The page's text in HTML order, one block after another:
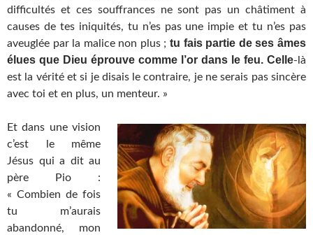
difficultés et ces souffrances ne sont pas un châtiment à
causes de tes iniquités, tu n’es pas une impie et tu n’es pas
aveuglée par la malice non plus ;tu fais partie de ses âmes
élues que Dieu éprouve comme l’or dans le feu. Celle-là
est la vérité et si je disais le contraire, je ne serais pas sincère
avec toi et en plus, un menteur. »
Et dans une vision
c’est le même
Jésus qui a dit au
père Pio :
« Combien de fois
tu m’aurais
abandonné, mon